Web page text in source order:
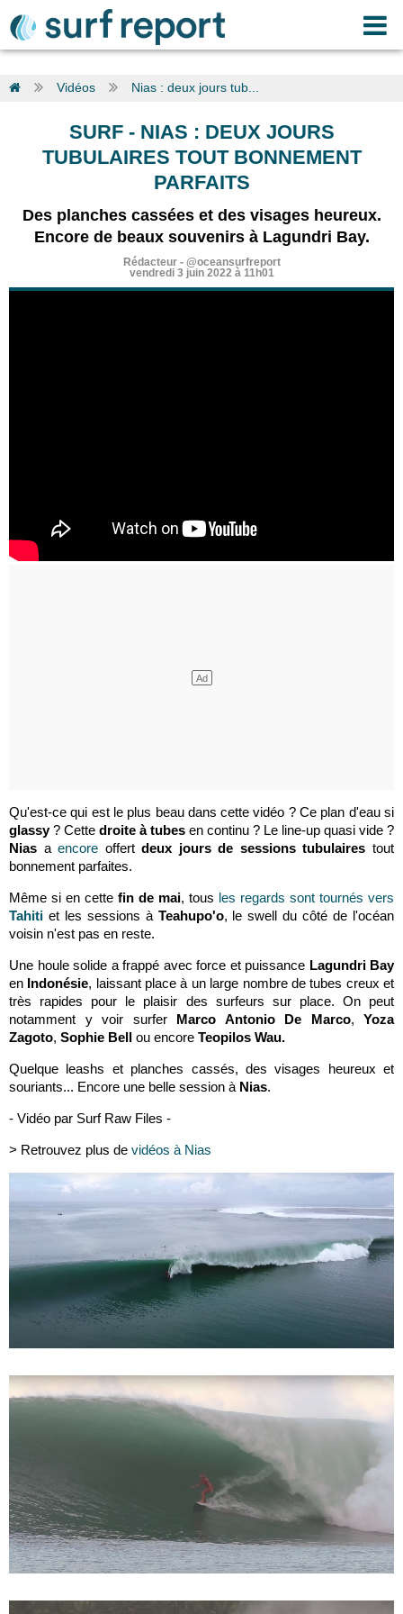
Vidéos Nias : deux jours tub...
SURF- NIAS : DEUX JOURS
TUBULAIRES TOUT BONNEMENT
PARFAITS
Des planches cassées et des visages heureux.
Encore de beaux souvenirs à Lagundri Bay.
Rédacteur- @oceansurfreport
vendredi 3 juin 2022 à 11h01
Qu'est-ce qui est le plus beau dans cette vidéo ? Ce plan d'eau si
glassy? Cette droite à tubes en continu ? Le line-up quasi vide ?
Nias aencore offertdeux jours de sessions tubulairestout
bonnement parfaites.
Même si en cette fin de mai, tous les regards sont tournés vers
Tahiti et les sessions à Teahupo'o, le swell du côté de l'océan
voisin n'est pas en reste.
Une houle solide a frappé avec force et puissance Lagundri Bay
en Indonésie, laissant place à un large nombre de tubes creux et
très rapides pour le plaisir des surfeurs sur place. On peut
notamment y voir surfer Marco Antonio De Marco, Yoza
Zagoto, Sophie Bell ou encore Teopilos Wau.
Quelque leashs et planches cassés, des visages heureux et
souriants... Encore une belle session à Nias.
- Vidéo par Surf Raw Files -
> Retrouvez plus de vidéos à Nias